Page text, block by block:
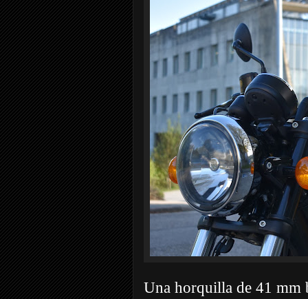
Una horquilla de 41 mm